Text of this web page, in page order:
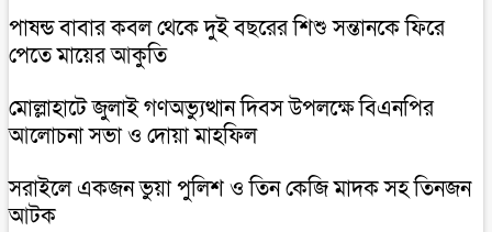
পাষন্ড বাবার কবল থেকে দুই বছরের শিশু সন্তানকে ফিরে
পেতে মায়ের আকুতি
মোল্লাহাটে জুলাই গণঅভ্যুত্থান দিবস উপলক্ষে বিএনপির
আলোচনা সভা ও দোয়া মাহফিল
সরাইলে একজন ভুয়া পুলিশ ও তিন কেজি মাদক সহ তিনজন
আটক